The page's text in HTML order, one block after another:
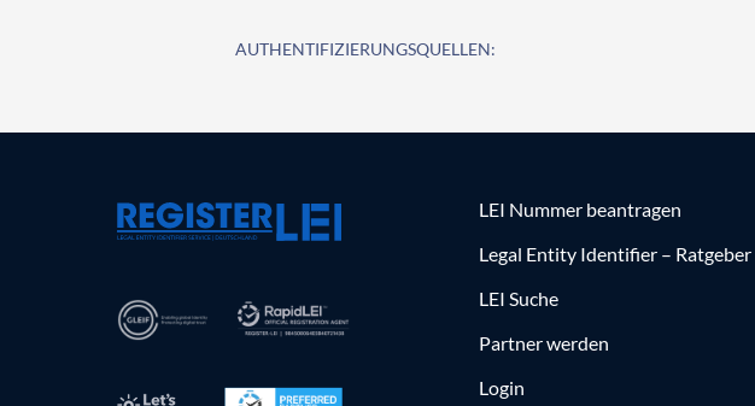
AUTHENTIFIZIERUNGSQUELLEN:
LEI Nummer beantragen
Legal Entity Identifier – Ratgeber
LEI Suche
Partner werden
Login